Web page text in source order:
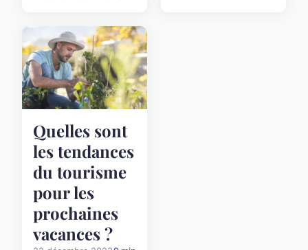
Quelles sont
les tendances
du tourisme
pour les
prochaines
vacances ?